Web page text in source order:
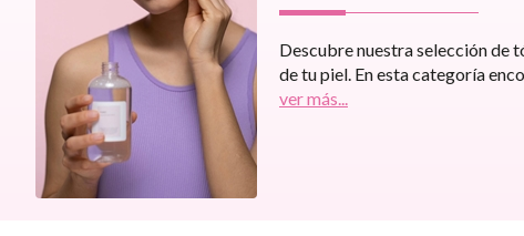
Descubre nuestra selección de
de tu piel. En esta categoría
ver más...